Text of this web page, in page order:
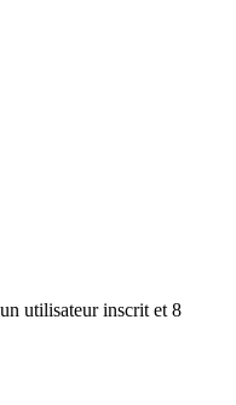
utilisateur inscrit et 8